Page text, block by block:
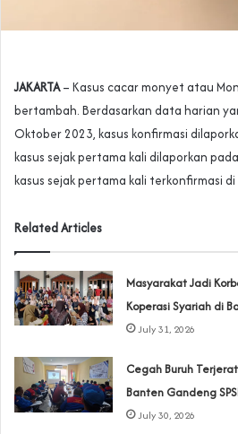
JAKARTA– Kasus cacar monyet atau
bertambah. Berdasarkan data harian
Oktober 2023, kasus konfirmasi
kasus sejak pertama kali dilaporkan
kasus sejak pertama kali terkonfirmasi
Related Articles
‎Masyarakat Jadi
Koperasi Syariah di
July 31, 2026
Cegah Buruh
Banten Gandeng
July 30, 2026